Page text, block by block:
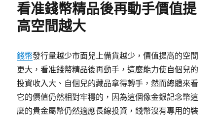
看准錢幣精品後再動手價值提
高空間越大
錢幣發行量越少市面兒上備貨越少，價值提高的空間
更大，看准錢幣精品後再動手，這麼能力使自個兒的
投資收入大、自個兒的藏品拿得轉手，然而總體來看
它的價值仍然相對牢穩的，因為這個像金銀記念幣這
麼的貴金屬幣仍然適應長線投資，錢幣沒有專用的裝